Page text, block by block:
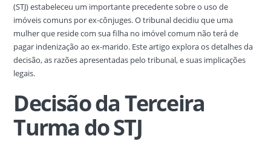
(STJ) estabeleceu um importante precedente sobre o uso de
imóveis comuns por ex-cônjuges. O tribunal decidiu que uma
mulher que reside com sua filha no imóvel comum não terá de
pagar indenização ao ex-marido. Este artigo explora os detalhes da
decisão, as razões apresentadas pelo tribunal, e suas implicações
legais.
Decisão da Terceira
Turma do STJ